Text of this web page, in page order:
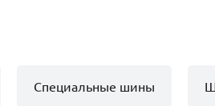
Специальные шины